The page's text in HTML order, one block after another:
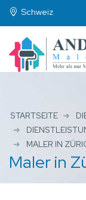
Schweiz
STARTSEITE
MALER IN
Maler in